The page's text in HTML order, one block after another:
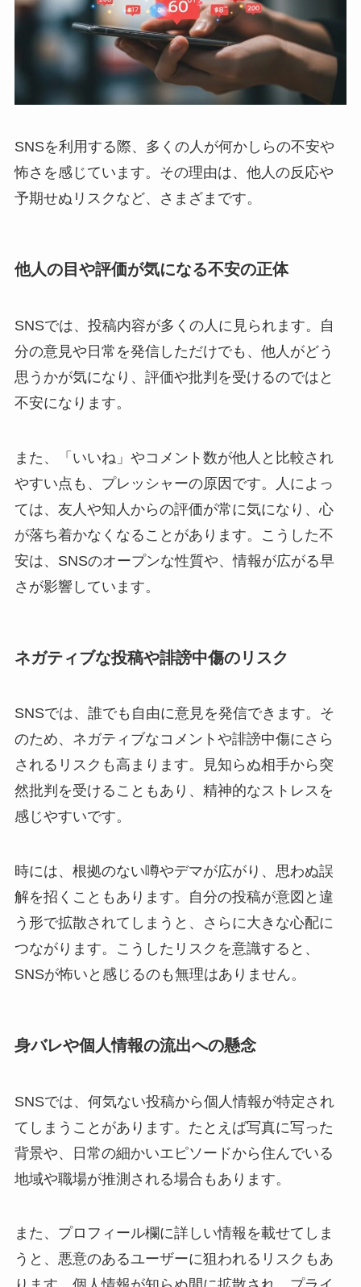
SNSを利用する際、多くの人が何かしらの不安や
怖さを感じています。その理由は、他人の反応や
予期せぬリスクなど、さまざまです。
他人の目や評価が気になる不安の正体
SNSでは、投稿内容が多くの人に見られます。自
分の意見や日常を発信しただけでも、他人がどう
思うかが気になり、評価や批判を受けるのではと
不安になります。
また、「いいね」やコメント数が他人と比較され
やすい点も、プレッシャーの原因です。人によっ
ては、友人や知人からの評価が常に気になり、心
が落ち着かなくなることがあります。こうした不
安は、SNSのオープンな性質や、情報が広がる早
さが影響しています。
ネガティブな投稿や誹謗中傷のリスク
SNSでは、誰でも自由に意見を発信できます。そ
のため、ネガティブなコメントや誹謗中傷にさら
されるリスクも高まります。見知らぬ相手から突
然批判を受けることもあり、精神的なストレスを
感じやすいです。
時には、根拠のない噂やデマが広がり、思わぬ誤
解を招くこともあります。自分の投稿が意図と違
う形で拡散されてしまうと、さらに大きな心配に
つながります。こうしたリスクを意識すると、
SNSが怖いと感じるのも無理はありません。
身バレや個人情報の流出への懸念
SNSでは、何気ない投稿から個人情報が特定され
てしまうことがあります。たとえば写真に写った
背景や、日常の細かいエピソードから住んでいる
地域や職場が推測される場合もあります。
また、プロフィール欄に詳しい情報を載せてしま
うと、悪意のあるユーザーに狙われるリスクもあ